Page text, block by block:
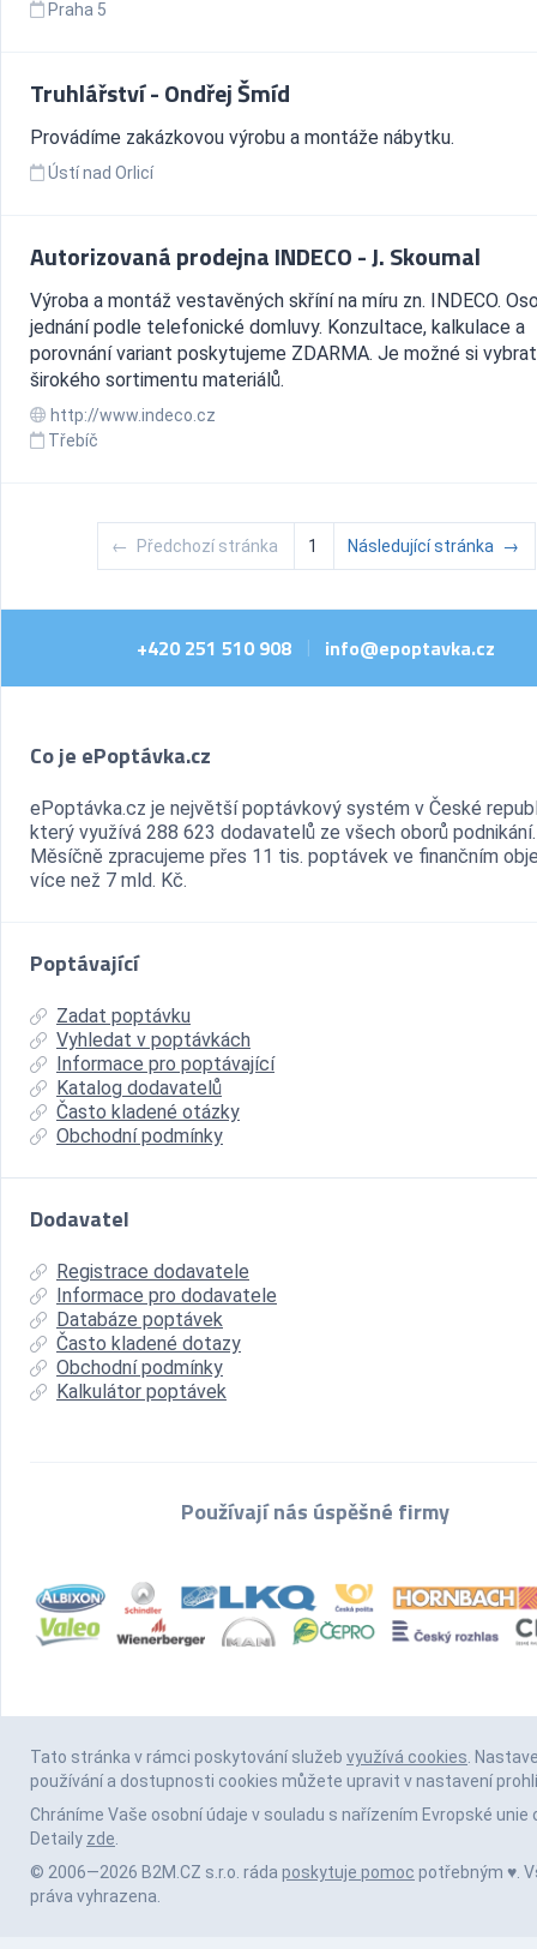
Praha 5
Truhlářství - Ondřej Šmíd
Provádíme zakázkovou výrobu a montáže nábytku.
Ústí nad Orlicí
Autorizovaná prodejna INDECO - J. Skoumal
Výroba a montáž vestavěných skříní na míru zn. INDECO.
jednání podle telefonické domluvy. Konzultace, kalkulace a
porovnání variant poskytujeme ZDARMA. Je možné si
širokého sortimentu materiálů.
http://www.indeco.cz
Třebíč
← Předchozí stránka 1 Následující stránka →
+420 251 510 908 | info@epoptavka.cz
Co je ePoptávka.cz
ePoptávka.cz je největší poptávkový systém v České
který využívá 288 623 dodavatelů ze všech oborů podnikání.
Měsíčně zpracujeme přes 11 tis. poptávek ve finančním
více než 7 mld. Kč.
Poptávající
Zadat poptávku
Vyhledat v poptávkách
Informace pro poptávající
Katalog dodavatelů
Často kladené otázky
Obchodní podmínky
Dodavatel
Registrace dodavatele
Informace pro dodavatele
Databáze poptávek
Často kladené dotazy
Obchodní podmínky
Kalkulátor poptávek
Používají nás úspěšné firmy
Tato stránka v rámci poskytování služeb využívá cookies .
používání a dostupnosti cookies můžete upravit v nastavení
Chráníme Vaše osobní údaje v souladu s nařízením Evropské unie
Detaily zde
© 2006—2026 B2M.CZ s.r.o. ráda poskytuje pomoc potřebným ♥️.
práva vyhrazena.